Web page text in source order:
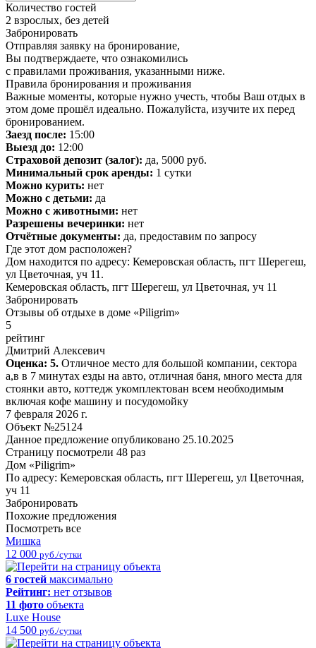
Количество гостей
2 взрослых, без детей
Забронировать
Отправляя заявку на бронирование,
Вы подтверждаете, что ознакомились
с правилами проживания, указанными ниже.
Правила бронирования и проживания
Важные моменты, которые нужно учесть, чтобы Ваш отдых в
этом доме прошёл идеально. Пожалуйста, изучите их перед
бронированием.
Заезд после: 15:00
Выезд до: 12:00
Страховой депозит (залог): да, 5000 руб.
Минимальный срок аренды: 1 сутки
Можно курить: нет
Можно с детьми: да
Можно с животными: нет
Разрешены вечеринки: нет
Отчётные документы: да, предоставим по запросу
Где этот дом расположен?
Дом находится по адресу: Кемеровская область, пгт Шерегеш,
ул Цветочная, уч 11.
Кемеровская область, пгт Шерегеш, ул Цветочная, уч 11
Забронировать
Отзывы об отдыхе в доме «Piligrim»
5
рейтинг
Дмитрий Алексевич
Оценка: 5. Отличное место для большой компании, сектора
а,в в 7 минутах езды на авто, отличная баня, много места для
стоянки авто, коттедж укомплектован всем необходимым
включая кофе машину и посудомойку
7 февраля 2026 г.
Объект №25124
Данное предложение опубликовано 25.10.2025
Страницу посмотрели 48 раз
Дом «Piligrim»
По адресу: Кемеровская область, пгт Шерегеш, ул Цветочная,
уч 11
Забронировать
Похожие предложения
Посмотреть все
Мишка
12 000 руб./сутки
6 гостей максимально
Рейтинг: нет отзывов
11 фото объекта
Luxe House
14 500 руб./сутки